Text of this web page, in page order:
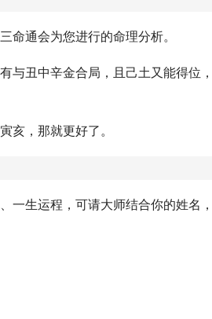
命通会为您进行的命理分析。
丑中辛金合局，且己土又能得位
亥，那就更好了。
一生运程，可请大师结合你的姓名